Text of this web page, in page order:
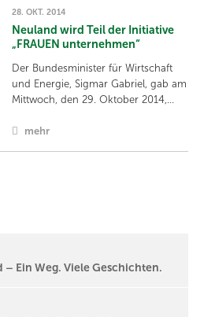
28. OKT. 2014
Neuland wird Teil der Initiative
„FRAUEN unternehmen“
Der Bundesminister für Wirtschaft
und Energie, Sigmar Gabriel, gab am
Mittwoch, den 29. Oktober 2014,…
mehr
– Ein Weg. Viele Geschichten.